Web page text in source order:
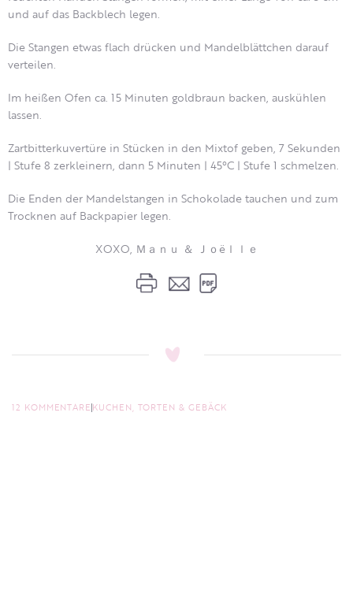
und auf das Backblech legen.
Die Stangen etwas flach drücken und Mandelblättchen darauf
verteilen.
Im heißen Ofen ca. 15 Minuten goldbraun backen, auskühlen
lassen.
Zartbitterkuvertüre in Stücken in den Mixtof geben, 7 Sekunden
| Stufe 8 zerkleinern, dann 5 Minuten | 45°C | Stufe 1 schmelzen.
Die Enden der Mandelstangen in Schokolade tauchen und zum
Trocknen auf Backpapier legen.
XOXO, Ｍａｎｕ ＆ Ｊｏëｌｌｅ
12 KOMMENTAREKUCHEN, TORTEN & GEBÄCK